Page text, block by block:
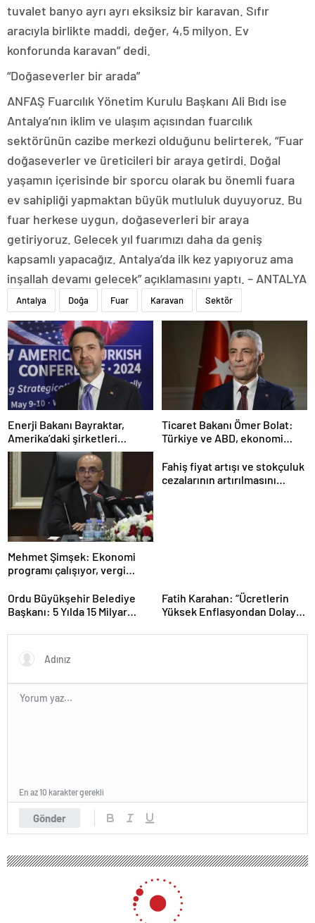
tuvalet banyo ayrı ayrı eksiksiz bir karavan. Sıfır
aracıyla birlikte maddi, değer, 4,5 milyon. Ev
konforunda karavan” dedi.
“Doğaseverler bir arada”
ANFAŞ Fuarcılık Yönetim Kurulu Başkanı Ali Bıdı ise
Antalya’nın iklim ve ulaşım açısından fuarcılık
sektörünün cazibe merkezi olduğunu belirterek, “Fuar
doğaseverler ve üreticileri bir araya getirdi. Doğal
yaşamın içerisinde bir sporcu olarak bu önemli fuara
ev sahipliği yapmaktan büyük mutluluk duyuyoruz. Bu
fuar herkese uygun, doğaseverleri bir araya
getiriyoruz. Gelecek yıl fuarımızı daha da geniş
kapsamlı yapacağız. Antalya’da ilk kez yapıyoruz ama
inşallah devamı gelecek” açıklamasını yaptı. – ANTALYA
Antalya Doğa Fuar Karavan Sektör
Enerji Bakanı Bayraktar,
Amerika’daki şirketleri
Türkiye’de yatırım yapmaya
Ticaret Bakanı Ömer Bolat:
Türkiye ve ABD, ekonomi
konusunda kararlı
Mehmet Şimşek: Ekonomi
programı çalışıyor, vergi
Fahiş fiyat artışı ve stokçuluk
cezalarının artırılmasını
Ordu Büyükşehir Belediye
Başkanı: 5 Yılda 15 Milyar
Fatih Karahan: “Ücretlerin
Yüksek Enflasyondan Dolayı
Enflasyonu Düşürürsek Kalıcı
Gönder
En az 10 karakter gerekli